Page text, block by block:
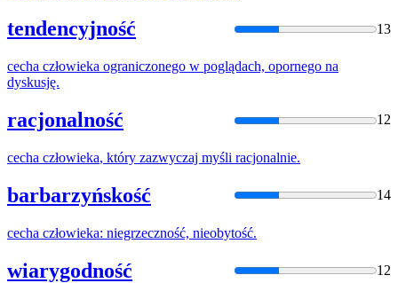
tendencyjność 13
cecha człowieka ograniczonego w poglądach, opornego na
dyskusję.
racjonalność 12
cecha człowieka, który zazwyczaj myśli racjonalnie.
barbarzyńskość 14
cecha człowieka: niegrzeczność, nieobytość.
wiarygodność 12